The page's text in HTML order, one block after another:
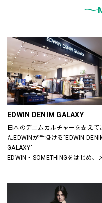
大人女性に似合うスタイルを提案
EDWIN DENIM GALAXY
日本のデニムカルチャーを支えて
たEDWINが手掛ける"EDWIN
GALAXY"
EDWIN・SOMETHINGをはじめ、
レンドアイテムまで豊富なランナッ
プを取り揃えます。